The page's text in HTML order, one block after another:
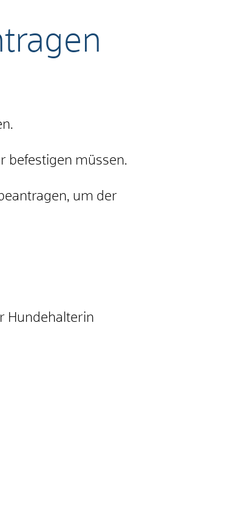
befestigen müssen.
um der
Hundehalterin